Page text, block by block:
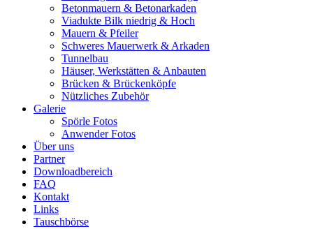
Betonmauern & Betonarkaden
Viadukte Bilk niedrig & Hoch
Mauern & Pfeiler
Schweres Mauerwerk & Arkaden
Tunnelbau
Häuser, Werkstätten & Anbauten
Brücken & Brückenköpfe
Nützliches Zubehör
Galerie
Spörle Fotos
Anwender Fotos
Über uns
Partner
Downloadbereich
FAQ
Kontakt
Links
Tauschbörse